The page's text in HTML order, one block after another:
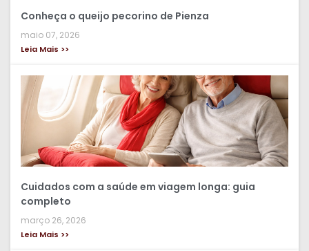
Conheça o queijo pecorino de Pienza
maio 07, 2026
Leia Mais >>
Cuidados com a saúde em viagem longa: guia
completo
março 26, 2026
Leia Mais >>